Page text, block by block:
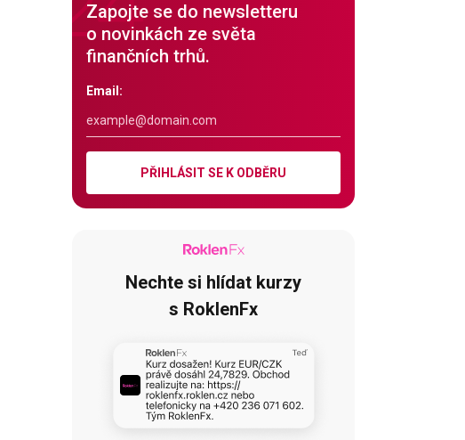
Zapojte se do newsletteru
o novinkách ze světa
finančních trhů.
Email:
PŘIHLÁSIT SE K ODBĚRU
Nechte si hlídat kurzy
s RoklenFx